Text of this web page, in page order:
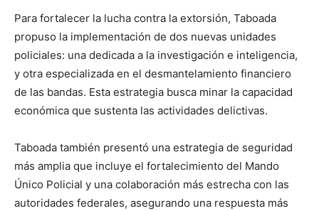
Para fortalecer la lucha contra la extorsión, Taboada
propuso la implementación de dos nuevas unidades
policiales: una dedicada a la investigación e inteligencia,
y otra especializada en el desmantelamiento financiero
de las bandas. Esta estrategia busca minar la capacidad
económica que sustenta las actividades delictivas.
Taboada también presentó una estrategia de seguridad
más amplia que incluye el fortalecimiento del Mando
Único Policial y una colaboración más estrecha con las
autoridades federales, asegurando una respuesta más